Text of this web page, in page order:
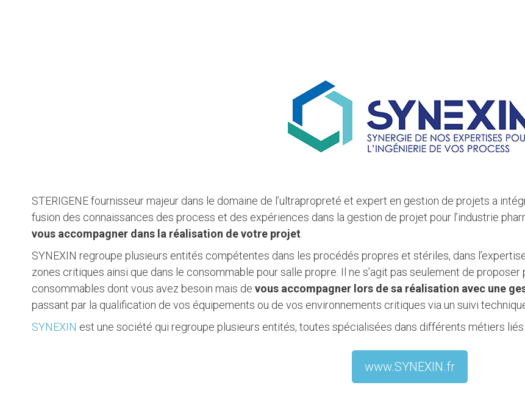
STERIGENE fournisseur majeur dans le domaine de l’ultrapropreté et expert en gestion de projets a
fusion des connaissances des process et des expériences dans la gestion de projet pour l’industrie
vous accompagner dans la réalisation de votre projet
SYNEXIN regroupe plusieurs entités compétentes dans les procédés propres et stériles, dans
zones critiques ainsi que dans le consommable pour salle propre. Il ne s’agit pas seulement de
consommables dont vous avez besoin mais de vous accompagner lors de sa réalisation avec une
passant par la qualification de vos équipements ou de vos environnements critiques via un suivi
SYNEXIN est une société qui regroupe plusieurs entités, toutes spécialisées dans différents métiers
www.SYNEXIN.fr